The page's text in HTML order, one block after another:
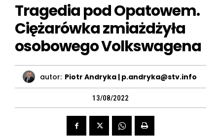
Tragedia pod Opatowem.
Ciężarówka zmiażdżyła
osobowego Volkswagena
autor: Piotr Andryka | p.andryka@stv.info
13/08/2022